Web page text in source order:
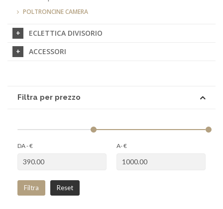
POLTRONCINE CAMERA
ECLETTICA DIVISORIO
ACCESSORI
Filtra per prezzo
DA - € A- €
Filtra Reset